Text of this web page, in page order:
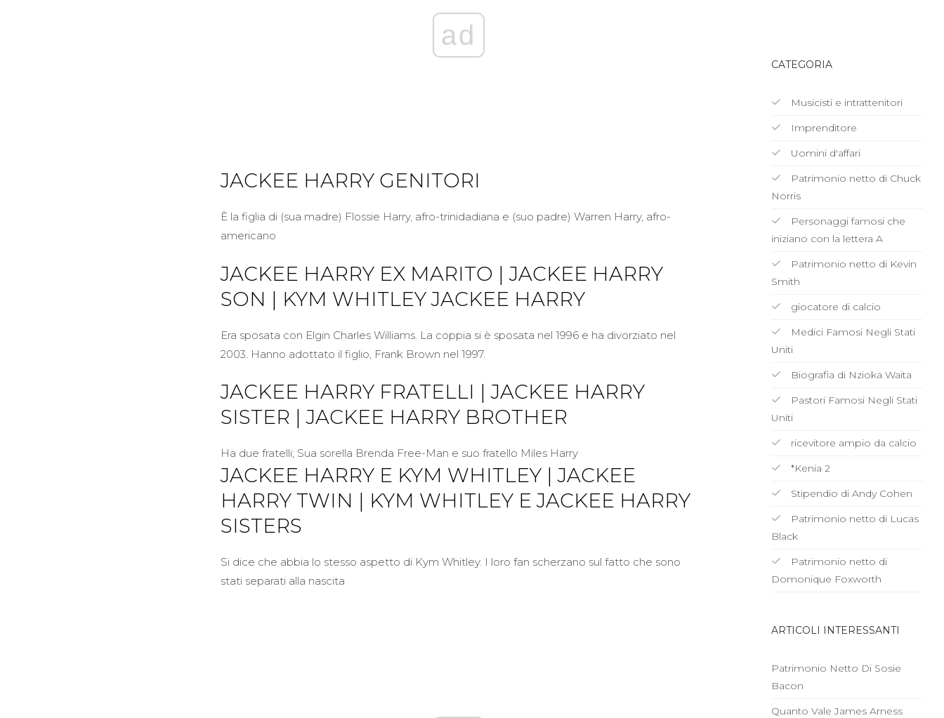
ad
JACKEE HARRY GENITORI
È la figlia di (sua madre) Flossie Harry, afro-trinidadiana e (suo padre) Warren Harry, afro-
americano
JACKEE HARRY EX MARITO | JACKEE HARRY
SON | KYM WHITLEY JACKEE HARRY
Era sposata con Elgin Charles Williams. La coppia si è sposata nel 1996 e ha divorziato nel
2003. Hanno adottato il figlio, Frank Brown nel 1997.
JACKEE HARRY FRATELLI | JACKEE HARRY
SISTER | JACKEE HARRY BROTHER
Ha due fratelli; Sua sorella Brenda Free-Man e suo fratello Miles Harry
JACKEE HARRY E KYM WHITLEY | JACKEE
HARRY TWIN | KYM WHITLEY E JACKEE HARRY
SISTERS
Si dice che abbia lo stesso aspetto di Kym Whitley. I loro fan scherzano sul fatto che sono
stati separati alla nascita
CATEGORIA
Musicisti e intrattenitori
Imprenditore
Uomini d'affari
Patrimonio netto di Chuck
Norris
Personaggi famosi che
iniziano con la lettera A
Patrimonio netto di Kevin
Smith
giocatore di calcio
Medici Famosi Negli Stati
Uniti
Biografia di Nzioka Waita
Pastori Famosi Negli Stati
Uniti
ricevitore ampio da calcio
*Kenia 2
Stipendio di Andy Cohen
Patrimonio netto di Lucas
Black
Patrimonio netto di
Domonique Foxworth
ARTICOLI INTERESSANTI
Patrimonio Netto Di Sosie
Bacon
Quanto Vale James Arness